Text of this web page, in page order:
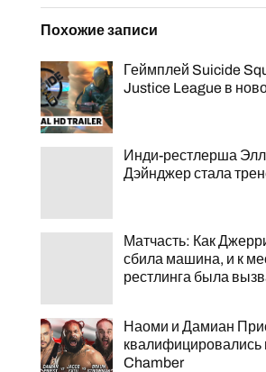
Похожие записи
Геймплей Suicide
Justice League в
Инди-рестлерша
Дэйнджер стала
Матчасть: Как
сбила машина, и к
рестлинга была
Наоми и Дамиан
квалифицировались
Chamber